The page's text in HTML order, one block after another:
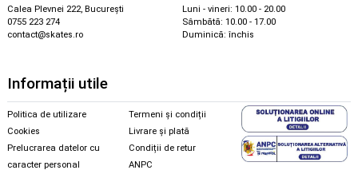
Calea Plevnei 222, București
0755 223 274
contact@skates.ro
Luni - vineri: 10.00 - 20.00
Sâmbătă: 10.00 - 17.00
Duminică: închis
Informații utile
Politica de utilizare
Cookies
Prelucrarea datelor cu
caracter personal
Termeni și condiții
Livrare și plată
Condiții de retur
ANPC